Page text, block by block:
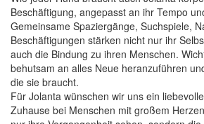
Beschäftigung, angepasst an ihr Tempo
Gemeinsame Spaziergänge, Suchspiele,
Beschäftigungen stärken nicht nur ihr
auch die Bindung zu ihren Menschen.
behutsam an alles Neue heranzuführen
die sie braucht.
Für Jolanta wünschen wir uns ein
Zuhause bei Menschen mit großem